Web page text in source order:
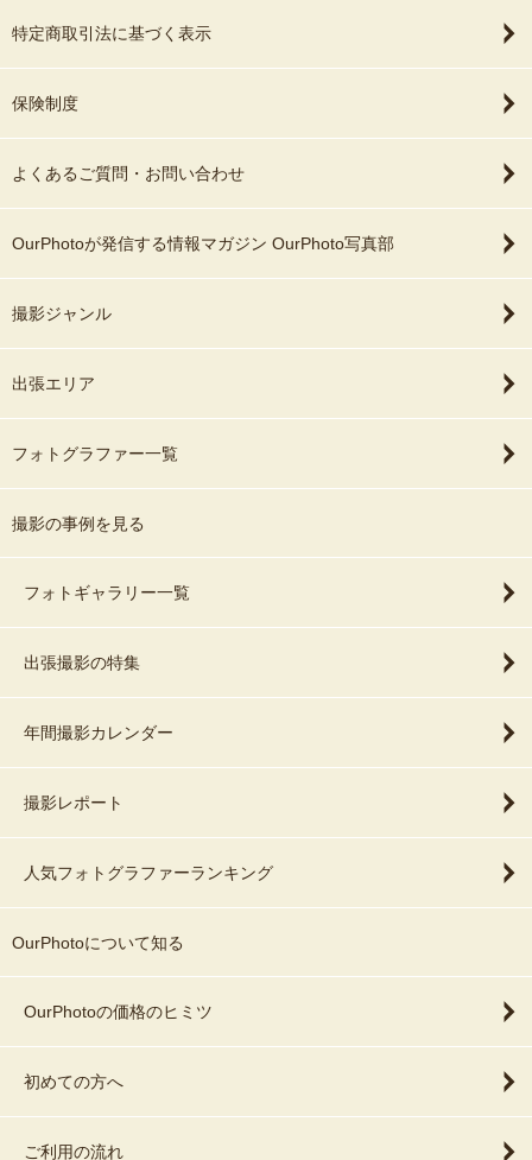
特定商取引法に基づく表示
保険制度
よくあるご質問・お問い合わせ
OurPhotoが発信する情報マガジン OurPhoto写真部
撮影ジャンル
出張エリア
フォトグラファー一覧
撮影の事例を見る
フォトギャラリー一覧
出張撮影の特集
年間撮影カレンダー
撮影レポート
人気フォトグラファーランキング
OurPhotoについて知る
OurPhotoの価格のヒミツ
初めての方へ
ご利用の流れ